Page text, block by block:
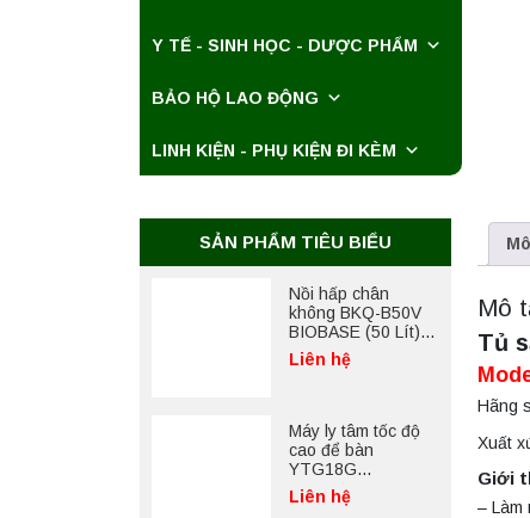
Y TẾ - SINH HỌC - DƯỢC PHẨM
BẢO HỘ LAO ĐỘNG
LINH KIỆN - PHỤ KIỆN ĐI KÈM
Mô
Tủ
Hãng
Xuất
Giới
– Làm
SẢN PHẨM TIÊU BIỂU
Nồi hấp chân
không BKQ-B50V
BIOBASE (50 Lít) –
Giải pháp tiệt trùng
hiệu quả
Liên hệ
Máy ly tâm tốc độ
cao để bàn
YTG18G
Yonglekang – Thiết
bị ly tâm phòng thí
Liên hệ